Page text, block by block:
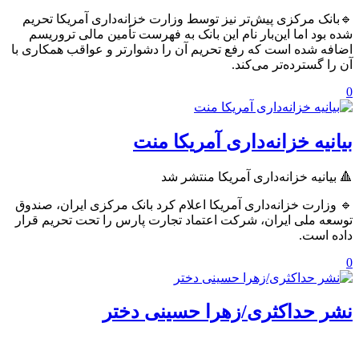
🔹بانک مرکزی پیش‌تر نیز توسط وزارت خزانه‌داری آمریکا تحریم
شده بود اما این‌بار نام این بانک به فهرست تأمین مالی تروریسم
اضافه شده است که رفع تحریم آن را دشوارتر و عواقب همکاری با
آن را گسترده‌تر می‌کند.
0
بیانیه خزانه‌داری آمریکا منت
🔺 بیانیه خزانه‌داری آمریکا منتشر شد
🔹 وزارت خزانه‌داری آمریکا اعلام کرد بانک مرکزی ایران، صندوق
توسعه ملی ایران، شرکت اعتماد تجارت پارس را تحت تحریم قرار
داده است.
0
نشر حداکثری/زهرا حسینی دختر